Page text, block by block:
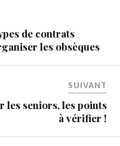
de contrats
les obsèques
SUIVANT
les seniors, les points
à vérifier !